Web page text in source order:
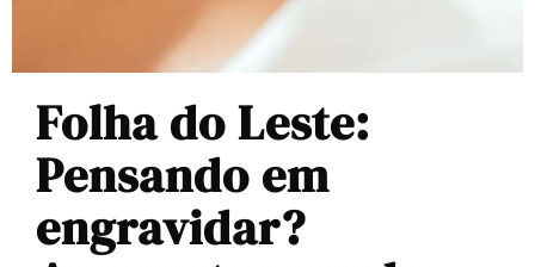
Folha do Leste:
Pensando em
engravidar?